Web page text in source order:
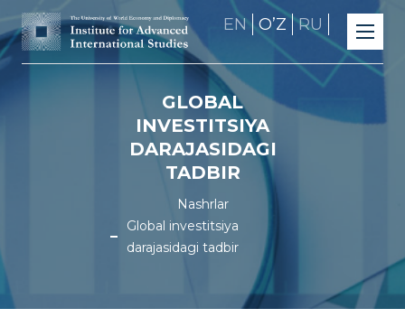
EN OʼZ RU
GLOBAL
INVESTITSIYA
DARAJASIDAGI
TADBIR
Nashrlar
Global investitsiya
darajasidagi tadbir